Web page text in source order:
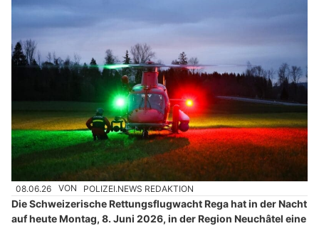
08.06.26 VON POLIZEI.NEWS REDAKTION
Die Schweizerische Rettungsflugwacht Rega hat in der Nacht
auf heute Montag, 8. Juni 2026, in der Region Neuchâtel eine